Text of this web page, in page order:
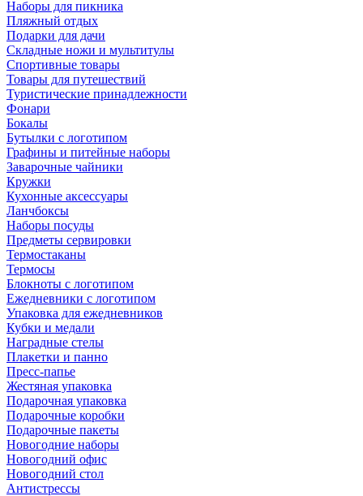
Наборы для пикника
Пляжный отдых
Подарки для дачи
Складные ножи и мультитулы
Спортивные товары
Товары для путешествий
Туристические принадлежности
Фонари
Бокалы
Бутылки с логотипом
Графины и питейные наборы
Заварочные чайники
Кружки
Кухонные аксессуары
Ланчбоксы
Наборы посуды
Предметы сервировки
Термостаканы
Термосы
Блокноты с логотипом
Ежедневники с логотипом
Упаковка для ежедневников
Кубки и медали
Наградные стелы
Плакетки и панно
Пресс-папье
Жестяная упаковка
Подарочная упаковка
Подарочные коробки
Подарочные пакеты
Новогодние наборы
Новогодний офис
Новогодний стол
Антистрессы